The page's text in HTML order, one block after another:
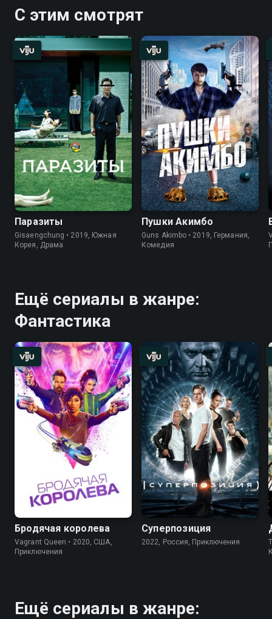
С этим смотрят
Паразиты
Gisaengchung • 2019, Южная
Корея, Драма
Пушки Акимбо
Guns Akimbo • 2019, Германия,
Комедия
Ещё сериалы в жанре:
Фантастика
Бродячая королева
Vagrant Queen • 2020, США,
Приключения
Суперпозиция
2022, Россия, Приключения
Ещё сериалы в жанре: